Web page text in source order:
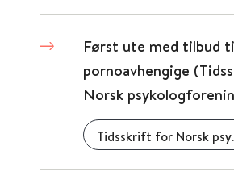
Først ute med tilbud
pornoavhengige
Norsk